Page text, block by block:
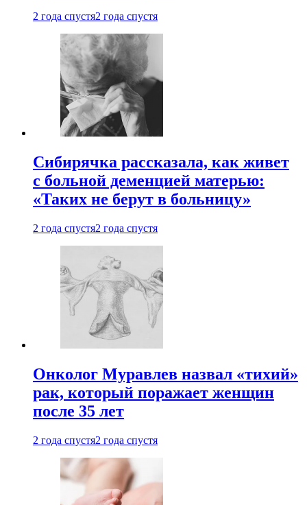
2 года спустя2 года спустя
Сибирячка рассказала, как живет
с больной деменцией матерью:
«Таких не берут в больницу»
2 года спустя2 года спустя
Онколог Муравлев назвал «тихий»
рак, который поражает женщин
после 35 лет
2 года спустя2 года спустя